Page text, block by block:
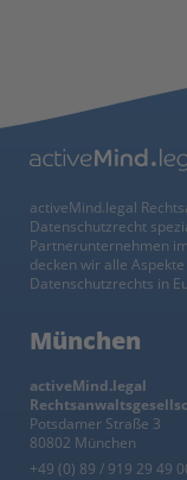
activeMind.legal
Datenschutzrecht
Partnerunternehmen
decken wir alle
Datenschutzrechts in
München
activeMind.legal
Potsdamer Straße 3
80802 München
+49 (0) 89 / 919 29 49